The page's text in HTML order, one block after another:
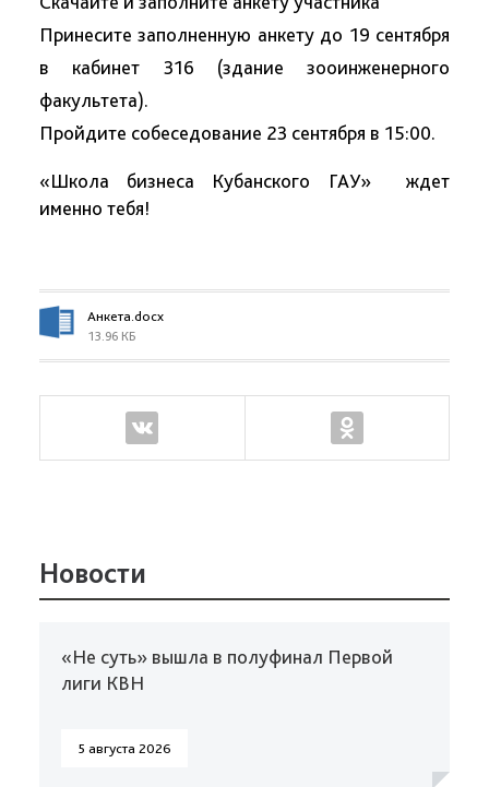
Принесите заполненную анкету до 19 сентября
в кабинет 316 (здание зооинженерного
факультета).
Пройдите собеседование 23 сентября в 15:00.
«Школа бизнеса Кубанского ГАУ» ждет
именно тебя!
Анкета.docx
13.96 КБ
Новости
«Не суть» вышла в полуфинал Первой
лиги КВН
5 августа 2026